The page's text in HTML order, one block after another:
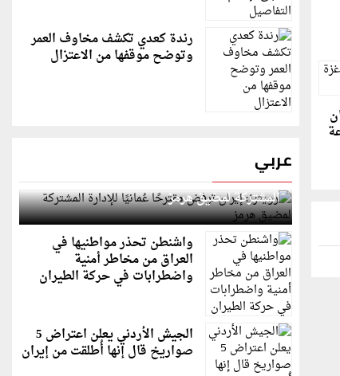
رندة كعدي تكشف مخاوف العمر
وتوضح موقفها من الاعتزال
عربي
رويترز: إيران ترفض مقترحًا عُمانيًا للإدارة
المشتركة لمضيق هرمز
واشنطن تحذر مواطنيها في
العراق من مخاطر أمنية
واضطرابات في حركة الطيران
الجيش الأردني يعلن اعتراض 5
صواريخ قال إنها أُطلقت من إيران